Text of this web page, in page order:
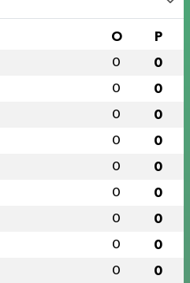
O P
0 0
0 0
0 0
0 0
0 0
0 0
0 0
0 0
0 0